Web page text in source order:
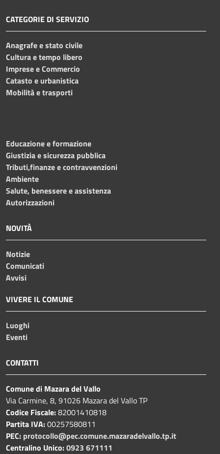
CATEGORIE DI SERVIZIO
Anagrafe e stato civile
Cultura e tempo libero
Imprese e Commercio
Catasto e urbanistica
Mobilità e trasporti
Educazione e formazione
Giustizia e sicurezza pubblica
Tributi,finanze e contravvenzioni
Ambiente
Salute, benessere e assistenza
Autorizzazioni
NOVITÀ
Notizie
Comunicati
Avvisi
VIVERE IL COMUNE
Luoghi
Eventi
CONTATTI
Comune di Mazara del Vallo
Via Carmine, 8, 91026 Mazara del Vallo TP
Codice Fiscale:82001410818
Partita IVA:00257580811
PEC: protocollo@pec.comune.mazaradelvallo.tp.it
Centralino Unico:0923 671111